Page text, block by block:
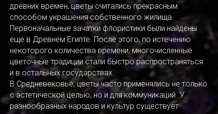
древних времен, цветы считались прекрасным
способом украшения собственного жилища.
Первоначальные зачатки флористики были найдены
еще в Древнем Египте. После этого, по истечению
некоторого количества времени, многочисленные
цветочные традиции стали быстро распространяться
и в остальных государствах.
В Средневековье, цветы часто применялись не только
с эстетической целью, но и для коммуникаций. У
разнообразных народов и культур существует